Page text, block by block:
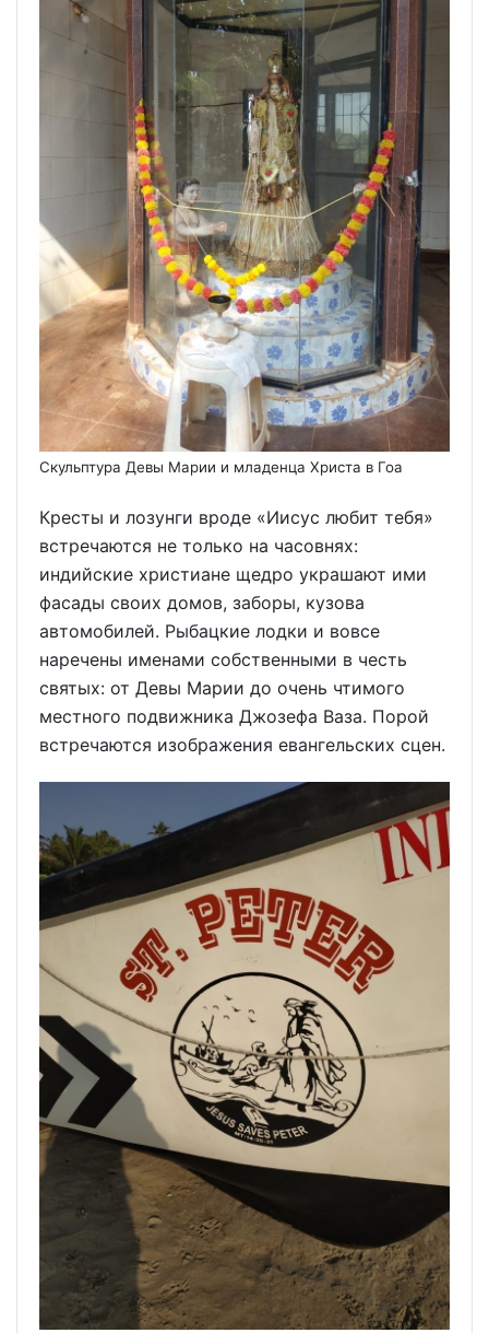
Скульптура Девы Марии и младенца Христа в Гоа
Кресты и лозунги вроде «Иисус любит тебя»
встречаются не только на часовнях:
индийские христиане щедро украшают ими
фасады своих домов, заборы, кузова
автомобилей. Рыбацкие лодки и вовсе
наречены именами собственными в честь
святых: от Девы Марии до очень чтимого
местного подвижника Джозефа Ваза. Порой
встречаются изображения евангельских сцен.